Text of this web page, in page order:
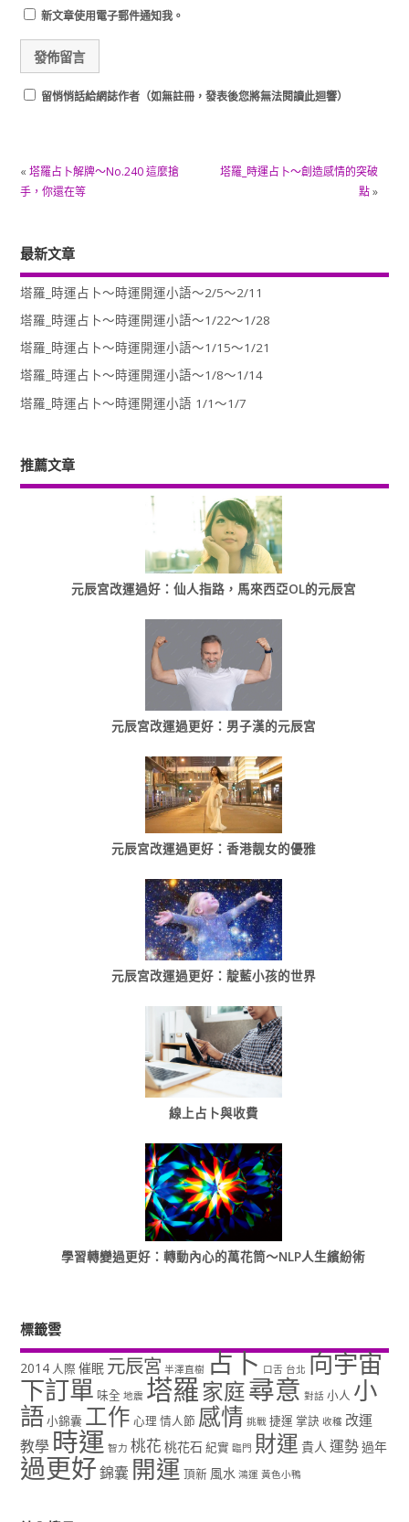
新文章使用電子郵件通知我。
留悄悄話給網誌作者（如無註冊，發表後您將無法閱讀此迴響）
« 塔羅占卜解牌～No.240 這麼搶
手，你還在等
塔羅_時運占卜～創造感情的突破
點»
最新文章
塔羅_時運占卜～時運開運小語～2/5～2/11
塔羅_時運占卜～時運開運小語～1/22～1/28
塔羅_時運占卜～時運開運小語～1/15～1/21
塔羅_時運占卜～時運開運小語～1/8～1/14
塔羅_時運占卜～時運開運小語 1/1～1/7
推薦文章
元辰宮改運過好：仙人指路，馬來西亞OL的元辰宮
元辰宮改運過更好：男子漢的元辰宮
元辰宮改運過更好：香港靓女的優雅
元辰宮改運過更好：靛藍小孩的世界
線上占卜與收費
學習轉變過更好：轉動內心的萬花筒～NLP人生繽紛術
標籤雲
2014 人際 催眠 元辰宮 半澤直樹 占卜 口舌 台北 向宇宙
下訂單 味全 地震 塔羅家庭尋意 對話 小人 小
語小錦囊 工作 心理 情人節 感情 挑戰 捷運 掌訣 收穫 改運
教學 時運 智力 桃花 桃花石 紀實 臨門 財運 貴人 運勢過年
過更好錦囊 開運 頂新 風水 鴻運 黃色小鴨